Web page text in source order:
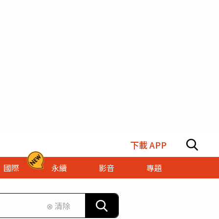
下載 APP
國際 永續 影音
專題
⊗ 清除